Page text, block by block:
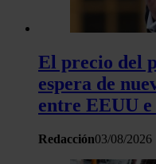
El precio del
espera de
entre EEUU
Redacción03/08/2026